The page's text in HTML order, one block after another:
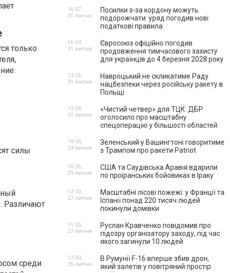
только
силы
Различают
среди
Посилки з-за кордону можуть
подорожчати: уряд погодив нові
податкові правила
16:57,
31 липня
Євросоюз офіційно погодив
продовження тимчасового захисту
для українців до 4 березня 2028 року
16:43,
31 липня
Навроцький не скликатиме Раду
нацбезпеки через російську ракету в
Польщі
13:16,
31 липня
«Чистий четвер» для ТЦК: ДБР
оголосило про масштабну
спецоперацію у більшості областей
12:24,
31 липня
Зеленський у Вашингтоні говоритиме
з Трампом про ракети Patriot
18:00,
29 липня
США та Саудівська Аравія вдарили
по проіранських бойовиках в Іраку
16:26,
29 липня
Масштабні лісові пожежі: у Франції та
Іспанії понад 220 тисяч людей
покинули домівки
13:10,
27 липня
Руслан Кравченко повідомив про
підозру організатору заходу, під час
якого загинули 10 людей
11:25,
27 липня
В Румунії F-16 вперше збив дрон,
який залетів у повітряний простір
13:00,
25 липня